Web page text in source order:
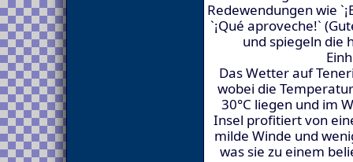
Redewendungen wie
`¡Qué aproveche!`
und spiegeln die
Das Wetter auf
wobei die
30°C liegen und im
Insel profitiert von
milde Winde und
was sie zu einem